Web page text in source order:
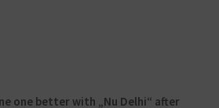
one better with „Nu Delhi“ after